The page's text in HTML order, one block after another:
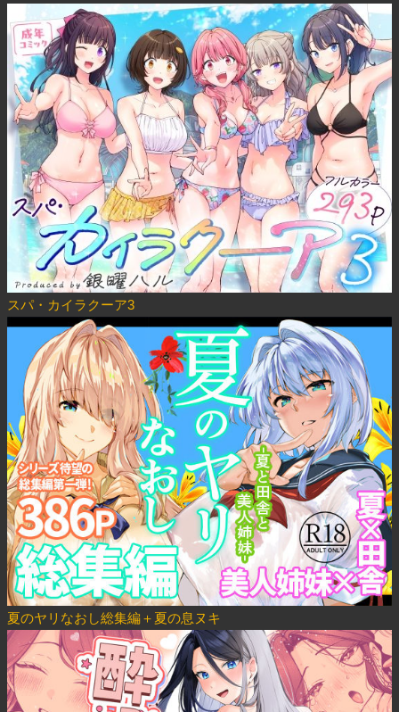
スパ・カイラクーア3
夏のヤリなおし総集編＋夏の息ヌキ